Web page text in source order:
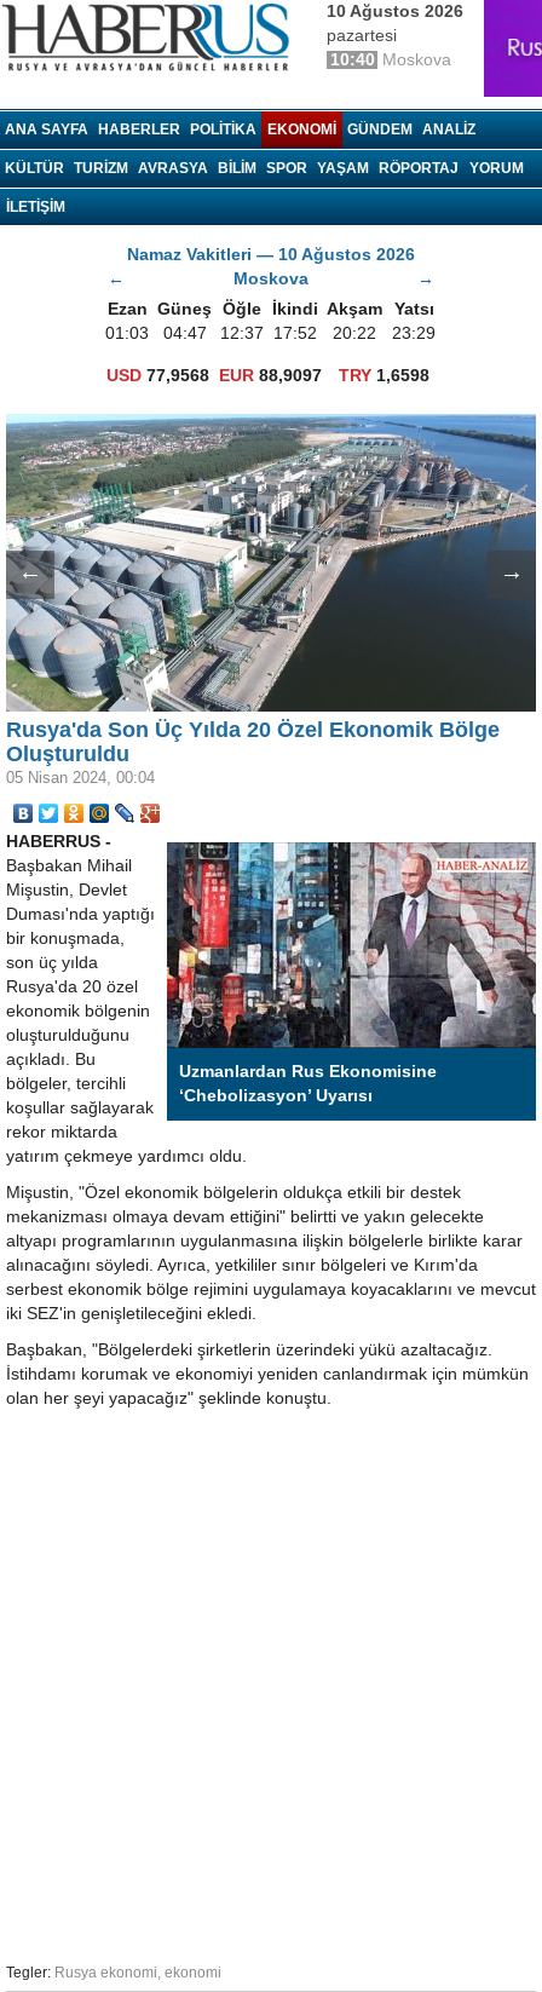
10 Ağustos 2026
pazartesi
10:40 Moskova
ANA SAYFA HABERLER POLITIKA EKONOMI GÜNDEM ANALIZ
KÜLTÜR TURIZM AVRASYA BILIM SPOR YAŞAM RÖPORTAJ YORUM
İLETİŞİM
Namaz Vakitleri — 10 Ağustos 2026
←
Moskova
→
Ezan Güneş Öğle İkindi Akşam
Yatsı
01:03
04:47 12:37 17:52 20:22 23:29
USD 77,9568 EUR 88,9097 TRY1,6598
← →
Rusya'da Son Üç Yılda 20 Özel Ekonomik Bölge
Oluşturuldu
05 Nisan 2024, 00:04
Uzmanlardan Rus Ekonomisine
‘Chebolizasyon’ Uyarısı
HABERRUS -
Başbakan Mihail
Mişustin, Devlet
Duması'nda yaptığı
bir konuşmada,
son üç yılda
Rusya'da 20 özel
ekonomik bölgenin
oluşturulduğunu
açıkladı. Bu
bölgeler, tercihli
koşullar sağlayarak
rekor miktarda
yatırım çekmeye yardımcı oldu.
Mişustin, "Özel ekonomik bölgelerin oldukça etkili bir destek
mekanizması olmaya devam ettiğini" belirtti ve yakın gelecekte
altyapı programlarının uygulanmasına ilişkin bölgelerle birlikte karar
alınacağını söyledi. Ayrıca, yetkililer sınır bölgeleri ve Kırım'da
serbest ekonomik bölge rejimini uygulamaya koyacaklarını ve mevcut
iki SEZ'in genişletileceğini ekledi.
Başbakan, "Bölgelerdeki şirketlerin üzerindeki yükü azaltacağız.
İstihdamı korumak ve ekonomiyi yeniden canlandırmak için mümkün
olan her şeyi yapacağız" şeklinde konuştu.
Tegler: Rusya ekonomi, ekonomi